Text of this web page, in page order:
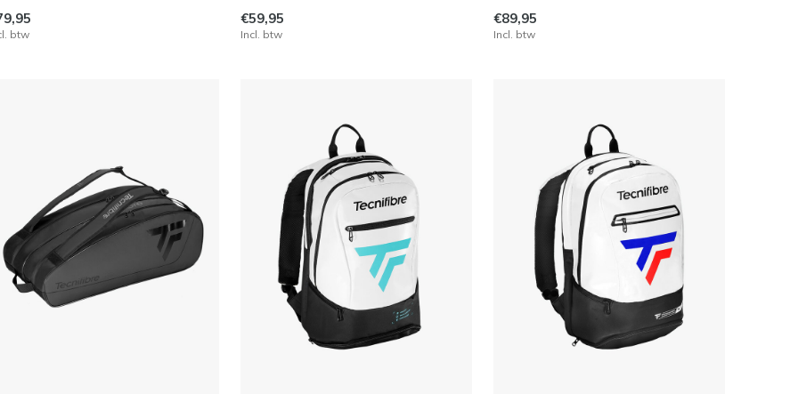
btw
€59,95
Incl. btw
€89,95
Incl. btw